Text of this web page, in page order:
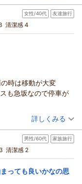
5つ星の絶景天空露天と
ツイン
税込)
女性/40代 友達旅行
清潔感 4
時は移動が大変
も急坂なので停車が
離れているいて監視
よく聞こえた
ーは1階、2階に多目的
ので、この値段で泊
（投稿日：2026/07/07）
煙＞※バス・トイレ・洗
)
詳しくみる
男性/60代 家族旅行
清潔感 2
っても良いかなの思